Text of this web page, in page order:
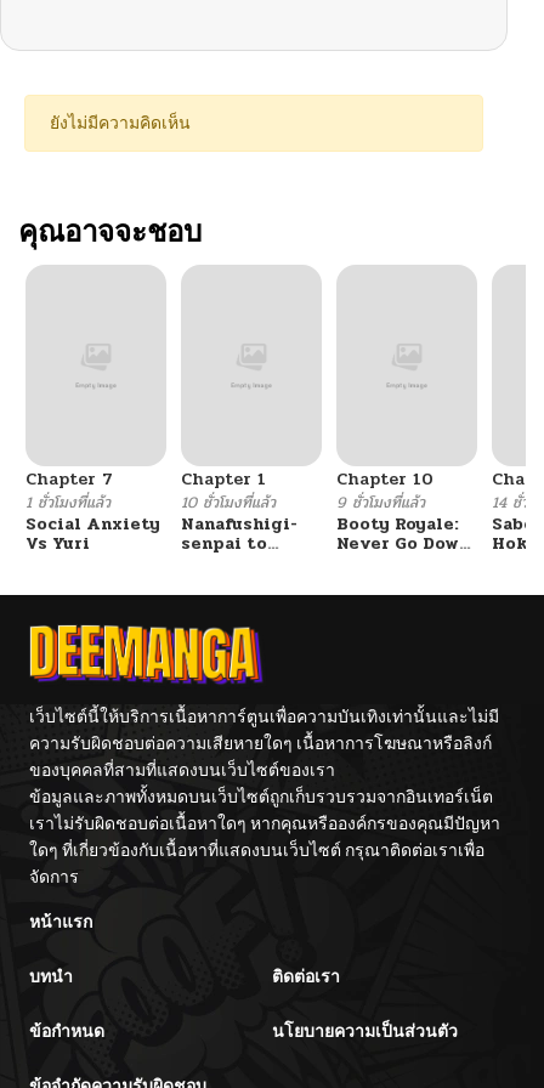
ยังไม่มีความคิดเห็น
คุณอาจจะชอบ
Chapter 7
1 ชั่วโมงที่แล้ว
Social Anxiety
Vs Yuri
Chapter 1
10 ชั่วโมงที่แล้ว
Nanafushigi-
senpai to
Chapter 10
9 ชั่วโมงที่แล้ว
Booty Royale:
Never Go Down
14 ชั่วโ
เว็บไซต์นี้ให้บริการเนื้อหาการ์ตูนเพื่อความบันเทิงเท่านั้นและไม่มี
ความรับผิดชอบต่อความเสียหายใดๆ เนื้อหาการโฆษณาหรือลิงก์
ของบุคคลที่สามที่แสดงบนเว็บไซต์ของเรา
ข้อมูลและภาพทั้งหมดบนเว็บไซต์ถูกเก็บรวบรวมจากอินเทอร์เน็ต
เราไม่รับผิดชอบต่อเนื้อหาใดๆ หากคุณหรือองค์กรของคุณมีปัญหา
ใดๆ ที่เกี่ยวข้องกับเนื้อหาที่แสดงบนเว็บไซต์ กรุณาติดต่อเราเพื่อ
จัดการ
หน้าแรก
บทนำ ติดต่อเรา
ข้อกำหนด นโยบายความเป็นส่วนตัว